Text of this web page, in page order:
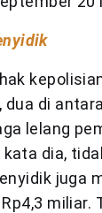
di
lelang
dia,
juga
miliar.